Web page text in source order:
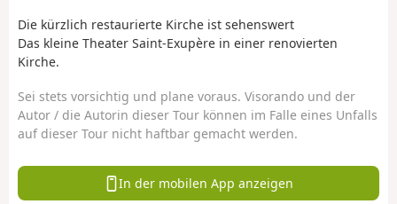
Die kürzlich restaurierte Kirche ist sehenswert
Das kleine Theater Saint-Exupère in einer renovierten
Kirche.
Sei stets vorsichtig und plane voraus. Visorando und der
Autor / die Autorin dieser Tour können im Falle eines Unfalls
auf dieser Tour nicht haftbar gemacht werden.
In der mobilen App anzeigen